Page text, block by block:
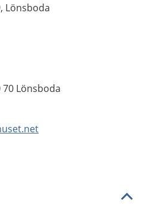
Lönsboda
70 Lönsboda